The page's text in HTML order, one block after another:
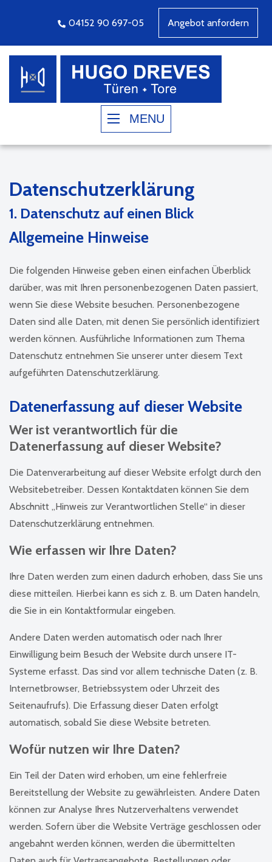
04152 90 697-05 Angebot anfordern
MENU
Datenschutz­erklärung
1. Datenschutz auf einen Blick
Allgemeine Hinweise
Die folgenden Hinweise geben einen einfachen Überblick
darüber, was mit Ihren personenbezogenen Daten passiert,
wenn Sie diese Website besuchen. Personenbezogene
Daten sind alle Daten, mit denen Sie persönlich identifiziert
werden können. Ausführliche Informationen zum Thema
Datenschutz entnehmen Sie unserer unter diesem Text
aufgeführten Datenschutzerklärung.
Datenerfassung auf dieser Website
Wer ist verantwortlich für die
Datenerfassung auf dieser Website?
Die Datenverarbeitung auf dieser Website erfolgt durch den
Websitebetreiber. Dessen Kontaktdaten können Sie dem
Abschnitt „Hinweis zur Verantwortlichen Stelle“ in dieser
Datenschutzerklärung entnehmen.
Wie erfassen wir Ihre Daten?
Ihre Daten werden zum einen dadurch erhoben, dass Sie uns
diese mitteilen. Hierbei kann es sich z. B. um Daten handeln,
die Sie in ein Kontaktformular eingeben.
Andere Daten werden automatisch oder nach Ihrer
Einwilligung beim Besuch der Website durch unsere IT-
Systeme erfasst. Das sind vor allem technische Daten (z. B.
Internetbrowser, Betriebssystem oder Uhrzeit des
Seitenaufrufs). Die Erfassung dieser Daten erfolgt
automatisch, sobald Sie diese Website betreten.
Wofür nutzen wir Ihre Daten?
Ein Teil der Daten wird erhoben, um eine fehlerfreie
Bereitstellung der Website zu gewährleisten. Andere Daten
können zur Analyse Ihres Nutzerverhaltens verwendet
werden. Sofern über die Website Verträge geschlossen oder
angebahnt werden können, werden die übermittelten